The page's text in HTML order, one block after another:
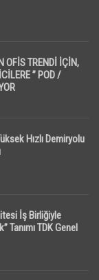
OFİS TRENDİ İÇİN,
” POD /
Hızlı Demiryolu
İş Birliğiyle
Tanımı TDK Genel